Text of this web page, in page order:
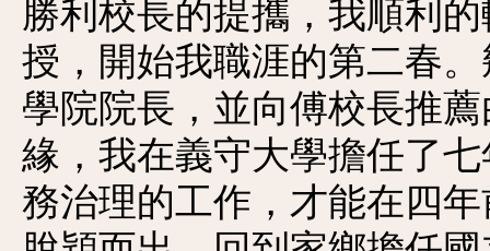
勝利校長的提攜，我順利
授，開始我職涯的第二春
學院院長，並向傅校長推
緣，我在義守大學擔任了
務治理的工作，才能在四